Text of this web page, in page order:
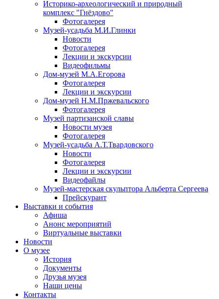
Историко-археологический и природный
комплекс "Гнёздово"
Фотогалерея
Музей-усадьба М.И.Глинки
Новости
Фотогалерея
Лекции и экскурсии
Видеофильмы
Дом-музей М.А.Егорова
Фотогалерея
Лекции и экскурсии
Дом-музей Н.М.Пржевальского
Фотогалерея
Музей партизанской славы
Новости музея
Фотогалерея
Музей-усадьба А.Т.Твардовского
Новости
Фотогалерея
Лекции и экскурсии
Видеофайлы
Музей-мастерская скульптора Альберта Сергеева
Прейскурант
Выставки и события
Афиша
Анонс мероприятий
Виртуальные выставки
Новости
О музее
История
Документы
Друзья музея
Наши цены
Контакты